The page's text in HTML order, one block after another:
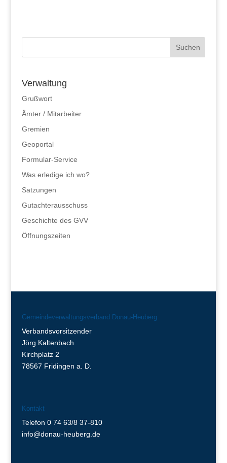
Verwaltung
Grußwort
Ämter / Mitarbeiter
Gremien
Geoportal
Formular-Service
Was erledige ich wo?
Satzungen
Gutachterausschuss
Geschichte des GVV
Öffnungszeiten
Gemeindeverwaltungsverband Donau-Heuberg
Verbandsvorsitzender
Jörg Kaltenbach
Kirchplatz 2
78567 Fridingen a. D.
Kontakt
Telefon 0 74 63/8 37-810
info@donau-heuberg.de